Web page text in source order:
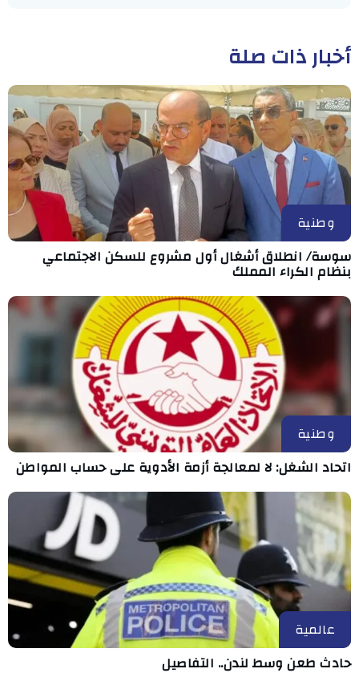
أخبار ذات صلة
وطنية
سوسة/ انطلاق أشغال أول مشروع للسكن الاجتماعي
بنظام الكراء المملك
وطنية
اتحاد الشغل: لا لمعالجة أزمة الأدوية على حساب المواطن
عالمية
حادث طعن وسط لندن.. التفاصيل